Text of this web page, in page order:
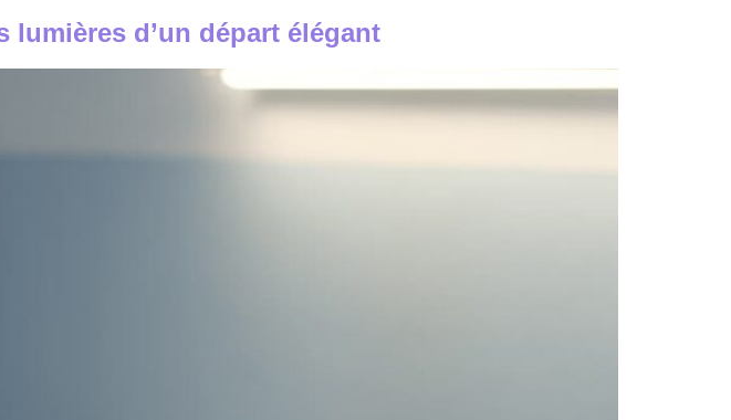
lumières d’un départ élégant